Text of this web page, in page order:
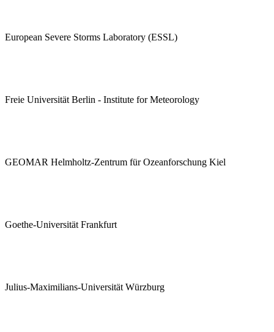
European Severe Storms Laboratory (ESSL)
Freie Universität Berlin - Institute for Meteorology
GEOMAR Helmholtz-Zentrum für Ozeanforschung Kiel
Goethe-Universität Frankfurt
Julius-Maximilians-Universität Würzburg